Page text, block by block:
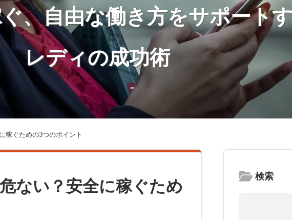
、自由な働き方をサポート
レディの成功術
稼ぐための3つのポイント
ない？安全に稼ぐため
検索